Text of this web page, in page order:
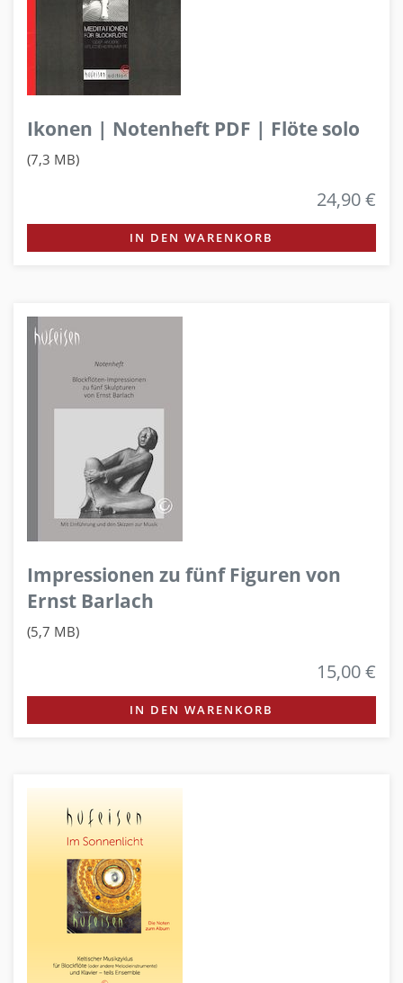
Ikonen | Notenheft PDF | Flöte solo
(7,3 MB)
24,90 €
IN DEN WARENKORB
Impressionen zu fünf Figuren von
Ernst Barlach
(5,7 MB)
15,00 €
IN DEN WARENKORB